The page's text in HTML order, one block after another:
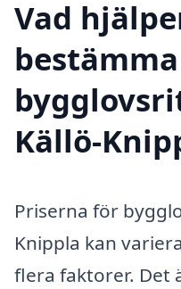
Vad
Källö-
Priserna för
Knippla kan
flera faktorer. Det